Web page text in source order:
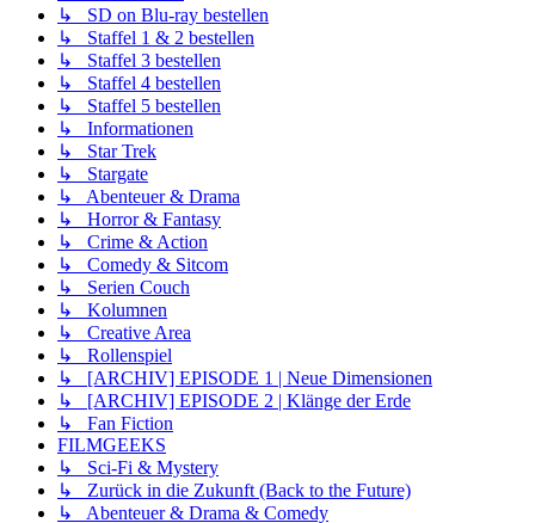
↳ SD on Blu-ray bestellen
↳ Staffel 1 & 2 bestellen
↳ Staffel 3 bestellen
↳ Staffel 4 bestellen
↳ Staffel 5 bestellen
↳ Informationen
↳ Star Trek
↳ Stargate
↳ Abenteuer & Drama
↳ Horror & Fantasy
↳ Crime & Action
↳ Comedy & Sitcom
↳ Serien Couch
↳ Kolumnen
↳ Creative Area
↳ Rollenspiel
↳ [ARCHIV] EPISODE 1 | Neue Dimensionen
↳ [ARCHIV] EPISODE 2 | Klänge der Erde
↳ Fan Fiction
FILMGEEKS
↳ Sci-Fi & Mystery
↳ Zurück in die Zukunft (Back to the Future)
↳ Abenteuer & Drama & Comedy